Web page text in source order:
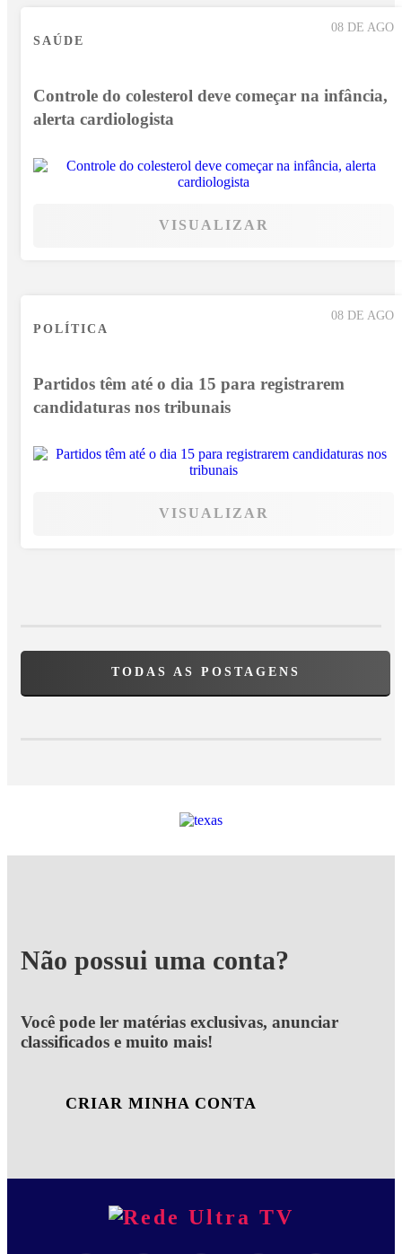
08 DE AGO
SAÚDE
Controle do colesterol deve começar na infância,
alerta cardiologista
VISUALIZAR
08 DE AGO
POLÍTICA
Partidos têm até o dia 15 para registrarem
candidaturas nos tribunais
VISUALIZAR
TODAS AS POSTAGENS
Não possui uma conta?
Você pode ler matérias exclusivas, anunciar
classificados e muito mais!
CRIAR MINHA CONTA